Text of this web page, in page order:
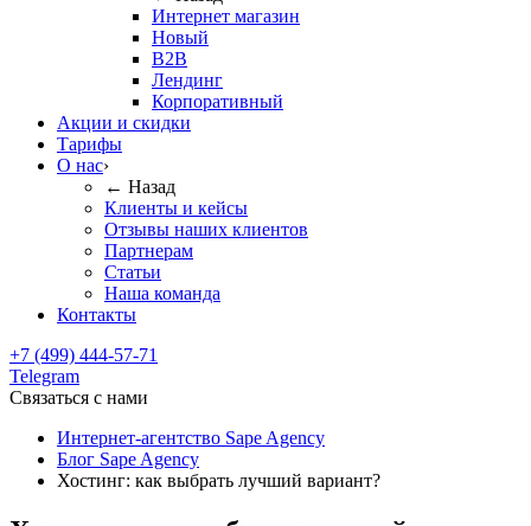
Интернет магазин
Новый
B2B
Лендинг
Корпоративный
Акции и скидки
Тарифы
О нас›
← Назад
Клиенты и кейсы
Отзывы наших клиентов
Партнерам
Статьи
Наша команда
Контакты
+7 (499) 444-57-71
Telegram
Связаться с нами
Интернет-агентство Sape Agency
Блог Sape Agency
Хостинг: как выбрать лучший вариант?